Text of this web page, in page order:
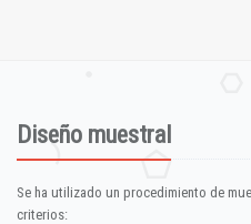
Diseño muestral
Se ha utilizado un procedimiento de
criterios: